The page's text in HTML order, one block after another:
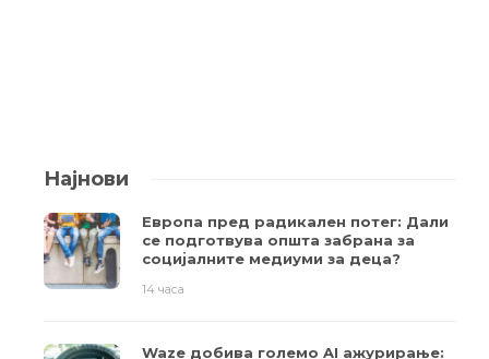
Најнови
Европа пред радикален потег: Дали
се подготвува општа забрана за
социјалните медиуми за деца?
14 часа
Waze добива големо AI ажурирање: